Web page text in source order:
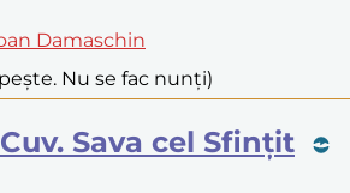
Damaschin
Nu se fac nunți)
Sava cel Sfințit